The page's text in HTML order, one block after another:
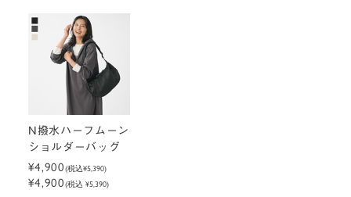
N撥水ハーフムーン
ショルダーバッグ
¥4,900(税込¥5,390)
¥4,900(税込 ¥5,390)